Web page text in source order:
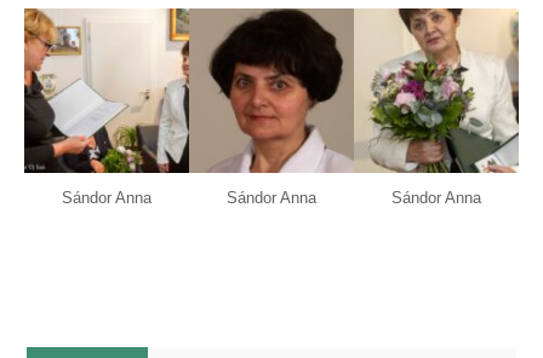
Sándor Anna Sándor Anna Sándor Anna